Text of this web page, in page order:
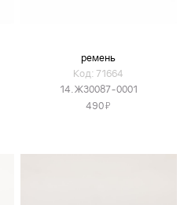
ремень
Код: 71664
14.Ж30087-0001
490Я